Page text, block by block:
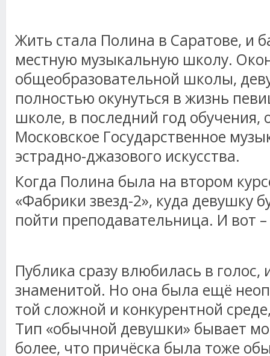
Жить стала Полина в Саратове, и
местную музыкальную школу.
общеобразовательной школы,
полностью окунуться в жизнь
школе, в последний год обучения,
Московское Государственное
эстрадно-джазового искусства.
Когда Полина была на втором
«Фабрики звезд-2», куда девушку
пойти преподавательница. И вот
Публика сразу влюбилась в голос,
знаменитой. Но она была ещё
той сложной и конкурентной
Тип «обычной девушки» бывает
более, что причёска была тоже